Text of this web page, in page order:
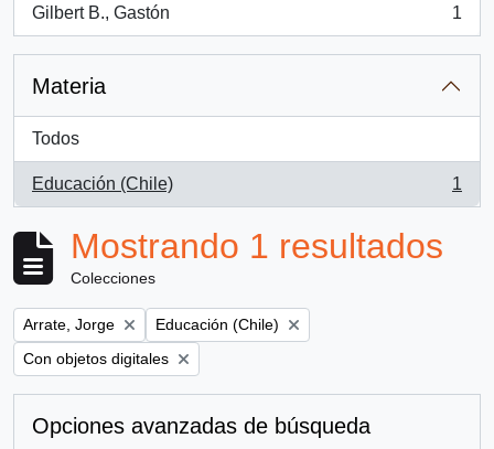
Gilbert B., Gastón
, 1 resultados
1
Materia
Todos
Educación (Chile)
, 1 resultados
1
Mostrando 1 resultados
Colecciones
Remove filter:
Arrate, Jorge Remove filter:
Educación (Chile)
Remove filter:
Con objetos digitales
Opciones avanzadas de búsqueda